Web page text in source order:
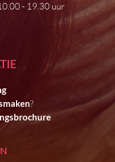
- 19.30 uur
?